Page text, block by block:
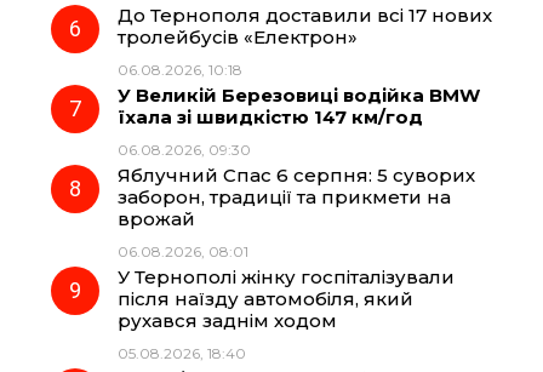
До Тернополя доставили всі 17 нових
тролейбусів «Електрон»
06.08.2026, 10:18
У Великій Березовиці водійка BMW
їхала зі швидкістю 147 км/год
06.08.2026, 09:30
Яблучний Спас 6 серпня: 5 суворих
заборон, традиції та прикмети на
врожай
06.08.2026, 08:01
У Тернополі жінку госпіталізували
після наїзду автомобіля, який
рухався заднім ходом
05.08.2026, 18:40